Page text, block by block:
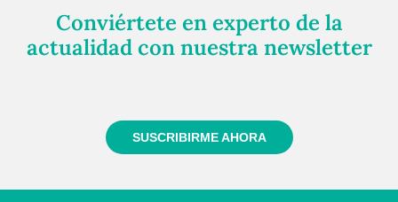
Conviértete en experto de la
actualidad con nuestra newsletter
SUSCRIBIRME AHORA